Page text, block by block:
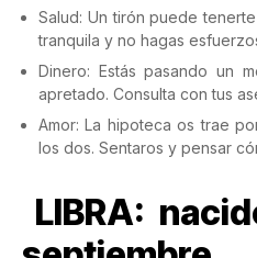
Salud: Un tirón puede
tranquila y no hagas
Dinero: Estás pasando un
apretado. Consulta con tus
Amor: La hipoteca os trae
los dos. Sentaros y pensar
LIBRA: